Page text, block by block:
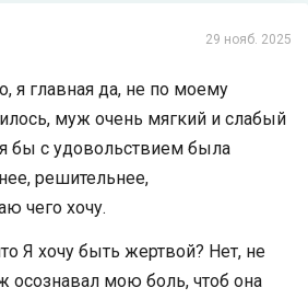
29 нояб. 2025
я главная да, не по моему
муж очень мягкий и слабый
я бы с удовольствием была
решительнее,
чего хочу.
Я хочу быть жертвой? Нет, не
осознавал мою боль, чтоб она